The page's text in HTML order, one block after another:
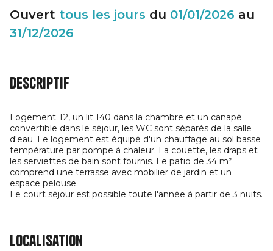
Ouvert tous les jours du 01/01/2026 au
31/12/2026
Descriptif
Logement T2, un lit 140 dans la chambre et un canapé
convertible dans le séjour, les WC sont séparés de la salle
d'eau. Le logement est équipé d'un chauffage au sol basse
température par pompe à chaleur. La couette, les draps et
les serviettes de bain sont fournis. Le patio de 34 m²
comprend une terrasse avec mobilier de jardin et un
espace pelouse.
Le court séjour est possible toute l'année à partir de 3 nuits.
Localisation